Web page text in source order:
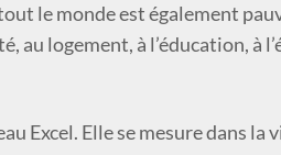
le monde est également
au logement, à l’éducation, à
Excel. Elle se mesure dans la